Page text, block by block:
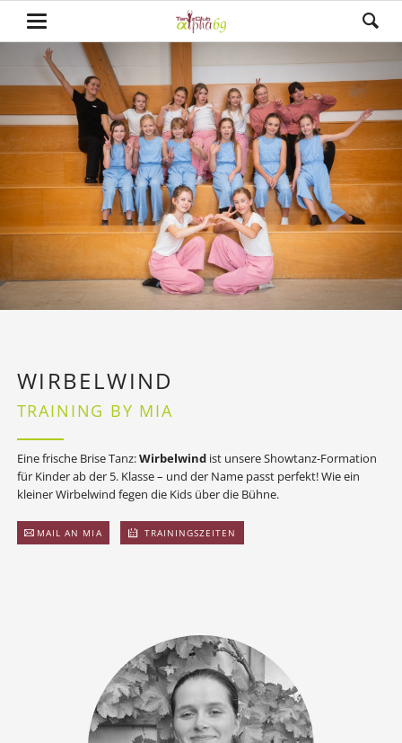
WIRBELWIND
TRAINING BY MIA
Eine frische Brise Tanz:Wirbelwind ist unsere Showtanz-Formation
für Kinder ab der 5. Klasse – und der Name passt perfekt! Wie ein
kleiner Wirbelwind fegen die Kids über die Bühne.
MAIL AN MIA TRAININGSZEITEN